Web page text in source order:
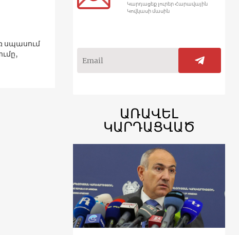
սպասում
Կարդացեք լուրեր Հարավային
Կովկասի մասին
ԱՌԱՎԵԼ
ԿԱՐԴԱՑՎԱԾ